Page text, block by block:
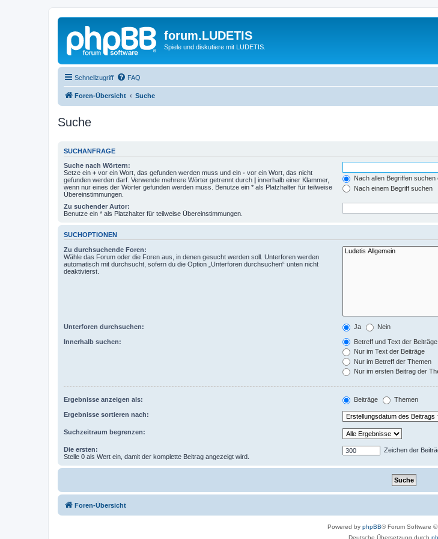
forum.LUDETIS
Spiele und diskutiere mit LUDETIS.
Schnellzugriff FAQ
Foren-Übersicht Suche
Suche
SUCHANFRAGE
Suche nach Wörtern:
Setze ein + vor ein Wort, das gefunden werden muss und ein - vor ein Wort, das nicht
gefunden werden darf. Verwende mehrere Wörter getrennt durch | innerhalb einer Klammer,
wenn nur eines der Wörter gefunden werden muss. Benutze ein * als Platzhalter für teilweise
Übereinstimmungen.
Nach allen Begriffen
Nach einem Begriff suchen
Zu suchender Autor:
Benutze ein * als Platzhalter für teilweise Übereinstimmungen.
SUCHOPTIONEN
Zu durchsuchende Foren:
Wähle das Forum oder die Foren aus, in denen gesucht werden soll. Unterforen werden
automatisch mit durchsucht, sofern du die Option „Unterforen durchsuchen“ unten nicht
deaktivierst.
Unterforen durchsuchen: Ja Nein
Innerhalb suchen:
Betreff und Text der Beiträge
Nur im Text der Beiträge
Nur im Betreff der Themen
Nur im ersten Beitrag der
Ergebnisse anzeigen als: Beiträge Themen
Ergebnisse sortieren nach:
Suchzeitraum begrenzen:
Die ersten:
Stelle 0 als Wert ein, damit der komplette Beitrag angezeigt wird.
Zeichen der
Foren-Übersicht
Powered by phpBB® Forum Software
Deutsche Übersetzung durch